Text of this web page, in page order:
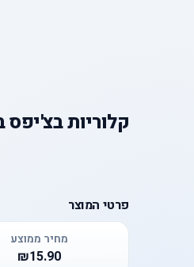
קלוריותבצ'יפס
פרטי המוצר
מחיר ממוצע
₪15.90